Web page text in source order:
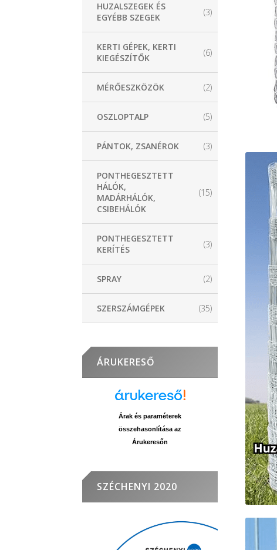
HUZALSZEGEK ÉS
EGYÉBB SZEGEK
(3)
KERTI GÉPEK, KERTI
KIEGÉSZÍTŐK
(6)
MÉRŐESZKÖZÖK (2)
OSZLOPTALP (5)
PÁNTOK, ZSANÉROK (3)
PONTHEGESZTETT
HÁLÓK,
MADÁRHÁLÓK,
CSIBEHÁLÓK
(15)
PONTHEGESZTETT
KERÍTÉS
(3)
SPRAY (2)
SZERSZÁMGÉPEK (35)
ÁRUKERESŐ
Árak és paraméterek
összehasonlítása az
Árukeresőn
SZÉCHENYI 2020